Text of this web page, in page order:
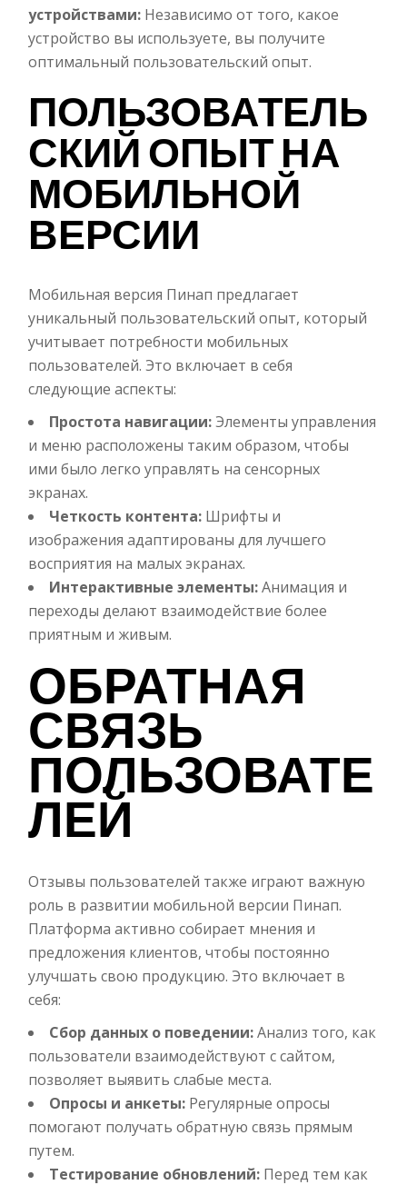
устройствами: Независимо от того, какое
устройство вы используете, вы получите
оптимальный пользовательский опыт.
ПОЛЬЗОВАТЕЛЬ
СКИЙ ОПЫТ НА
МОБИЛЬНОЙ
ВЕРСИИ
Мобильная версия Пинап предлагает
уникальный пользовательский опыт, который
учитывает потребности мобильных
пользователей. Это включает в себя
следующие аспекты:
Простота навигации:Элементы управления
и меню расположены таким образом, чтобы
ими было легко управлять на сенсорных
экранах.
Четкость контента: Шрифты и
изображения адаптированы для лучшего
восприятия на малых экранах.
Интерактивные элементы:Анимация и
переходы делают взаимодействие более
приятным и живым.
ОБРАТНАЯ
СВЯЗЬ
ПОЛЬЗОВАТЕ
ЛЕЙ
Отзывы пользователей также играют важную
роль в развитии мобильной версии Пинап.
Платформа активно собирает мнения и
предложения клиентов, чтобы постоянно
улучшать свою продукцию. Это включает в
себя:
Сбор данных о поведении:Анализ того, как
пользователи взаимодействуют с сайтом,
позволяет выявить слабые места.
Опросы и анкеты: Регулярные опросы
помогают получать обратную связь прямым
путем.
Тестирование обновлений: Перед тем как